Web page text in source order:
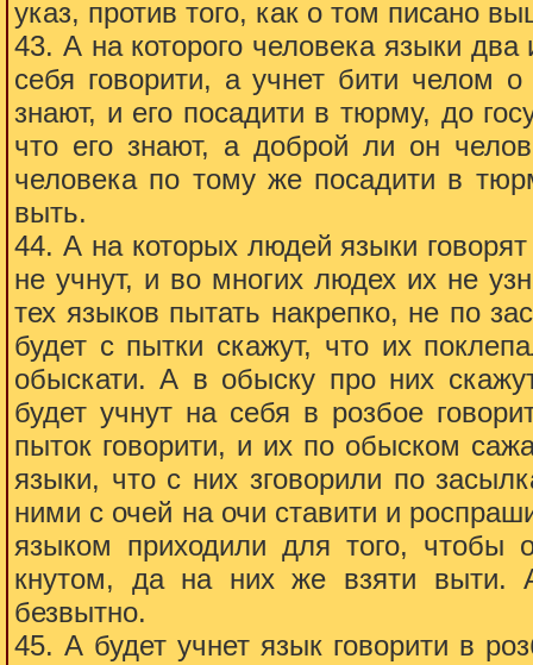
указ, против того, как о том писано
43. А на которого человека языки
себя говорити, а учнет бити челом
знают, и его посадити в тюрму, до
что его знают, а доброй ли он
человека по тому же посадити в
выть.
44. А на которых людей языки
не учнут, и во многих людех их не
тех языков пытать накрепко, не по
будет с пытки скажут, что их
обыскати. А в обыску про них
будет учнут на себя в розбое
пыток говорити, и их по обыском
языки, что с них зговорили по
ними с очей на очи ставити и
языком приходили для того, чтобы
кнутом, да на них же взяти выти.
безвытно.
45. А будет учнет язык говорити в